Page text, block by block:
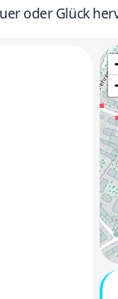
oder Glück